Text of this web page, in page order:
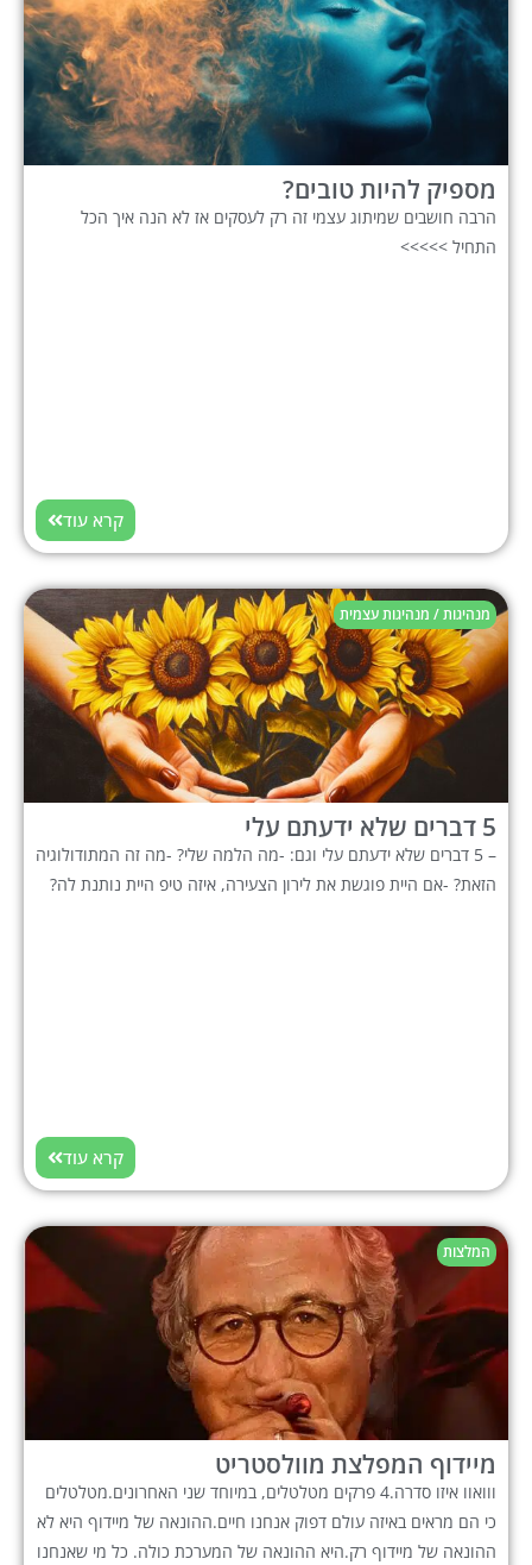
מספיק להיות טובים?
הרבה חושבים שמיתוג עצמי זה רק לעסקים אז לא הנה איך הכל
התחיל >>>>>
קרא עוד
מנהיגות / מנהיגות עצמית
5 דברים שלא ידעתם עלי
– 5 דברים שלא ידעתם עלי וגם: -מה הלמה שלי? -מה זה המתודולוגיה
הזאת? -אם היית פוגשת את לירון הצעירה, איזה טיפ היית נותנת לה?
קרא עוד
המלצות
מיידוף המפלצת מוולסטריט
ווואוו איזו סדרה.4 פרקים מטלטלים, במיוחד שני האחרונים.מטלטלים
כי הם מראים באיזה עולם דפוק אנחנו חיים.ההונאה של מיידוף היא לא
ההונאה של מיידוף רק.היא ההונאה של המערכת כולה. כל מי שאנחנו